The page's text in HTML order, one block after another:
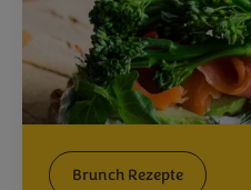
Brunch Rezepte